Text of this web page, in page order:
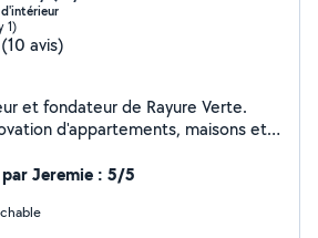
1)
(10 avis)
et fondateur de Rayure Verte.
d'appartements, maisons et
travaux : optimisation des
Jeremie : 5/5